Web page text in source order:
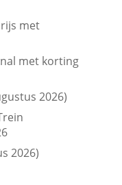
met
met korting
2026)
2026)